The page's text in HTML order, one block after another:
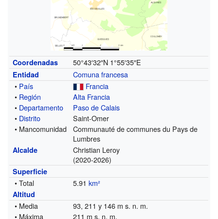
Coordenadas 50°43′32″N 1°55′35″E
Entidad
Comuna francesa
• País
Francia
• Región
Alta Francia
• Departamento
Paso de Calais
• Distrito
Saint-Omer
• Mancomunidad
Communauté de communes du Pays de
Lumbres
Alcalde
Christian Leroy
(2020-2026)
Superficie
• Total 5.91km²
Altitud
• Media
93, 211 y 146 m s. n. m.
• Máxima
211 m s. n. m.